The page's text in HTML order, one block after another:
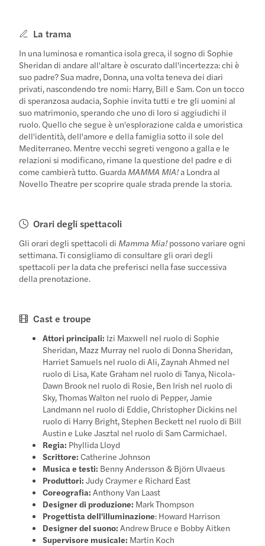
La trama
In una luminosa e romantica isola greca, il sogno di Sophie
Sheridan di andare all'altare è oscurato dall'incertezza: chi è
suo padre? Sua madre, Donna, una volta teneva dei diari
privati, nascondendo tre nomi: Harry, Bill e Sam. Con un tocco
di speranzosa audacia, Sophie invita tutti e tre gli uomini al
suo matrimonio, sperando che uno di loro si aggiudichi il
ruolo. Quello che segue è un'esplorazione calda e umoristica
dell'identità, dell'amore e della famiglia sotto il sole del
Mediterraneo. Mentre vecchi segreti vengono a galla e le
relazioni si modificano, rimane la questione del padre e di
come cambierà tutto. Guarda MAMMA MIA!a Londra al
Novello Theatre per scoprire quale strada prende la storia.
Orari degli spettacoli
Gli orari degli spettacoli di Mamma Mia!possono variare ogni
settimana. Ti consigliamo di consultare gli orari degli
spettacoli per la data che preferisci nella fase successiva
della prenotazione.
Cast e troupe
Attori principali: Izi Maxwell nel ruolo di Sophie
Sheridan, Mazz Murray nel ruolo di Donna Sheridan,
Harriet Samuels nel ruolo di Ali, Zaynah Ahmed nel
ruolo di Lisa, Kate Graham nel ruolo di Tanya, Nicola-
Dawn Brook nel ruolo di Rosie, Ben Irish nel ruolo di
Sky, Thomas Walton nel ruolo di Pepper, Jamie
Landmann nel ruolo di Eddie, Christopher Dickins nel
ruolo di Harry Bright, Stephen Beckett nel ruolo di Bill
Austin e Luke Jasztal nel ruolo di Sam Carmichael.
Regia: Phyllida Lloyd
Scrittore: Catherine Johnson
Musica e testi: Benny Andersson & Björn Ulvaeus
Produttori: Judy Craymer e Richard East
Coreografia: Anthony Van Laast
Designer di produzione: Mark Thompson
Progettista dell'illuminazione: Howard Harrison
Designer del suono: Andrew Bruce e Bobby Aitken
Supervisore musicale: Martin Koch